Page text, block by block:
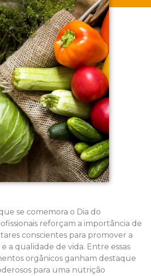
se comemora o Dia do
reforçam a importância de
conscientes para promover a
a qualidade de vida. Entre essas
orgânicos ganham destaque
para uma nutrição